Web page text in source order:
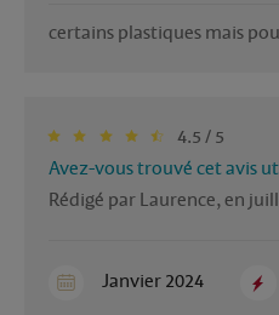
certains plastiques mais
4.5 / 5
Avez-vous trouvé cet avis
Rédigé par Laurence, en
Janvier 2024